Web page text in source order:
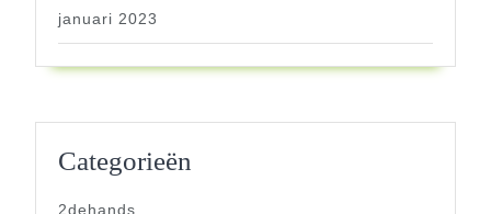
januari 2023
Categorieën
2dehands